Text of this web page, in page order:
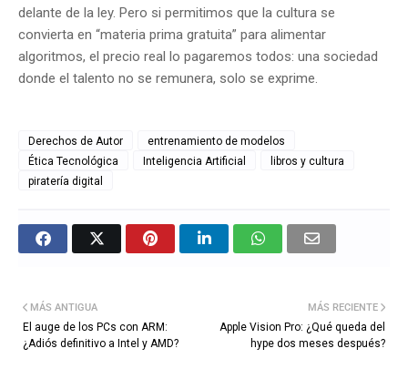
delante de la ley. Pero si permitimos que la cultura se
convierta en “materia prima gratuita” para alimentar
algoritmos, el precio real lo pagaremos todos: una sociedad
donde el talento no se remunera, solo se exprime.
Derechos de Autor
entrenamiento de modelos
Ética Tecnológica
Inteligencia Artificial
libros y cultura
piratería digital
MÁS RECIENTE
Apple Vision Pro: ¿Qué queda del
hype dos meses después?
MÁS ANTIGUA
El auge de los PCs con ARM:
¿Adiós definitivo a Intel y AMD?